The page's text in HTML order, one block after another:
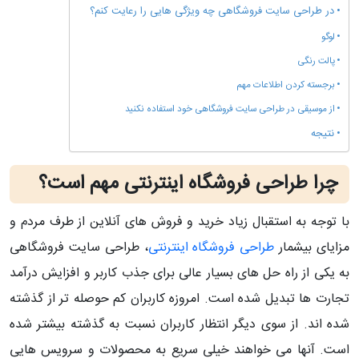
در طراحی سایت فروشگاهی چه ویژگی هایی را رعایت کنم؟
لوگو
پالت رنگی
برجسته کردن اطلاعات مهم
از موسیقی در طراحی سایت فروشگاهی خود استفاده نکنید
نتیجه
چرا طراحی فروشگاه اینترنتی مهم است؟
با توجه به استقبال زیاد خرید و فروش های آنلاین از طرف مردم و
مزایای بیشمارطراحی فروشگاه اینترنتی، طراحی سایت فروشگاهی
به یکی از راه حل های بسیار عالی برای جذب کاربر و افزایش درآمد
تجارت ها تبدیل شده است. امروزه کاربران کم حوصله تر از گذشته
شده اند. از سوی دیگر انتظار کاربران نسبت به گذشته بیشتر شده
است. آنها می خواهند خیلی سریع به محصولات و سرویس هایی